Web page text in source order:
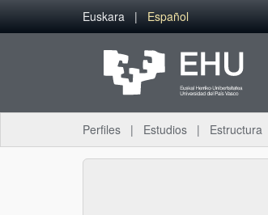
Saltar al contenido principal
Euskara Español
Perfiles Estudios Estructura